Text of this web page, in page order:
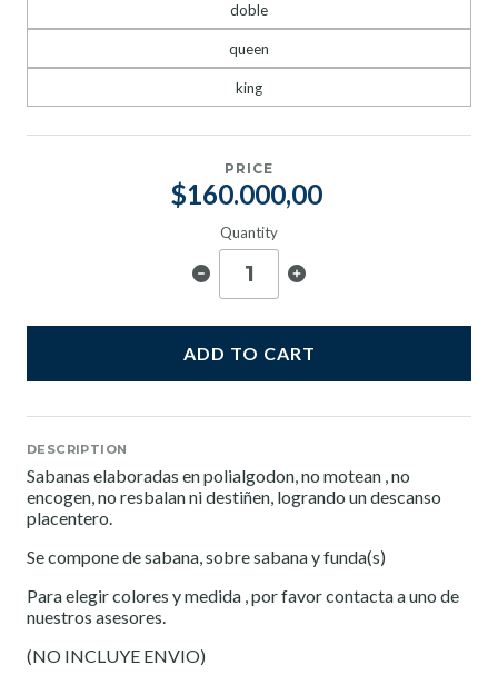
doble
queen
king
PRICE
$160.000,00
Quantity
ADD TO CART
DESCRIPTION
Sabanas elaboradas en polialgodon, no motean , no
encogen, no resbalan ni destiñen, logrando un descanso
placentero.
Se compone de sabana, sobre sabana y funda(s)
Para elegir colores y medida , por favor contacta a uno de
nuestros asesores.
(NO INCLUYE ENVIO)